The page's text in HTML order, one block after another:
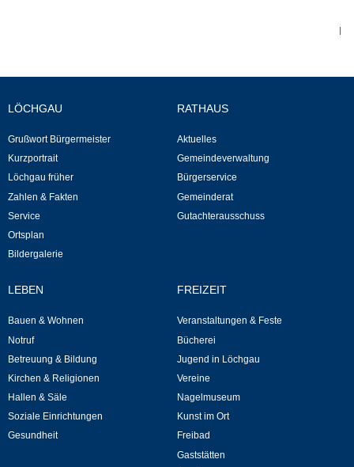
Rund um den Wein
Schlepper / Traktor
Rathaus
Aktuelles
Mitarbeiter
Stellenangebote
|
LÖCHGAU
Grußwort Bürgermeister
Kurzportrait
Löchgau früher
Zahlen & Fakten
Service
Ortsplan
Bildergalerie
RATHAUS
Aktuelles
Gemeindeverwaltung
Bürgerservice
Gemeinderat
Gutachterausschuss
LEBEN
Bauen & Wohnen
Notruf
Betreuung & Bildung
Kirchen & Religionen
Hallen & Säle
Soziale Einrichtungen
Gesundheit
FREIZEIT
Veranstaltungen & Feste
Bücherei
Jugend in Löchgau
Vereine
Nagelmuseum
Kunst im Ort
Freibad
Gaststätten